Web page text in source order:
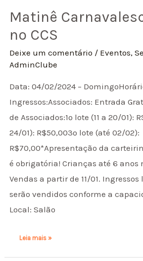
Matinê
no CCS
Deixe um comentário / Eventos,
AdminClube
Data: 04/02/2024 –
Ingressos:Associados: Entrada
de Associados:1º lote (11 a 20/01):
24/01): R$50,003º lote (até 02/02):
R$70,00*Apresentação da
é obrigatória! Crianças até 6 anos
Vendas a partir de 11/01.
serão vendidos conforme a
Local: Salão
Leia mais »